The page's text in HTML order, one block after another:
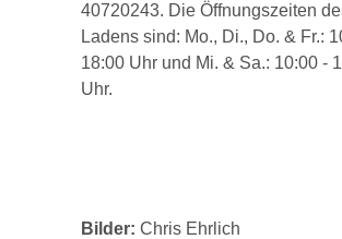
40720243. Die Öffnungszeiten
Ladens sind: Mo., Di., Do. & Fr.:
18:00 Uhr und Mi. & Sa.: 10:00 -
Uhr.
Bilder: Chris Ehrlich